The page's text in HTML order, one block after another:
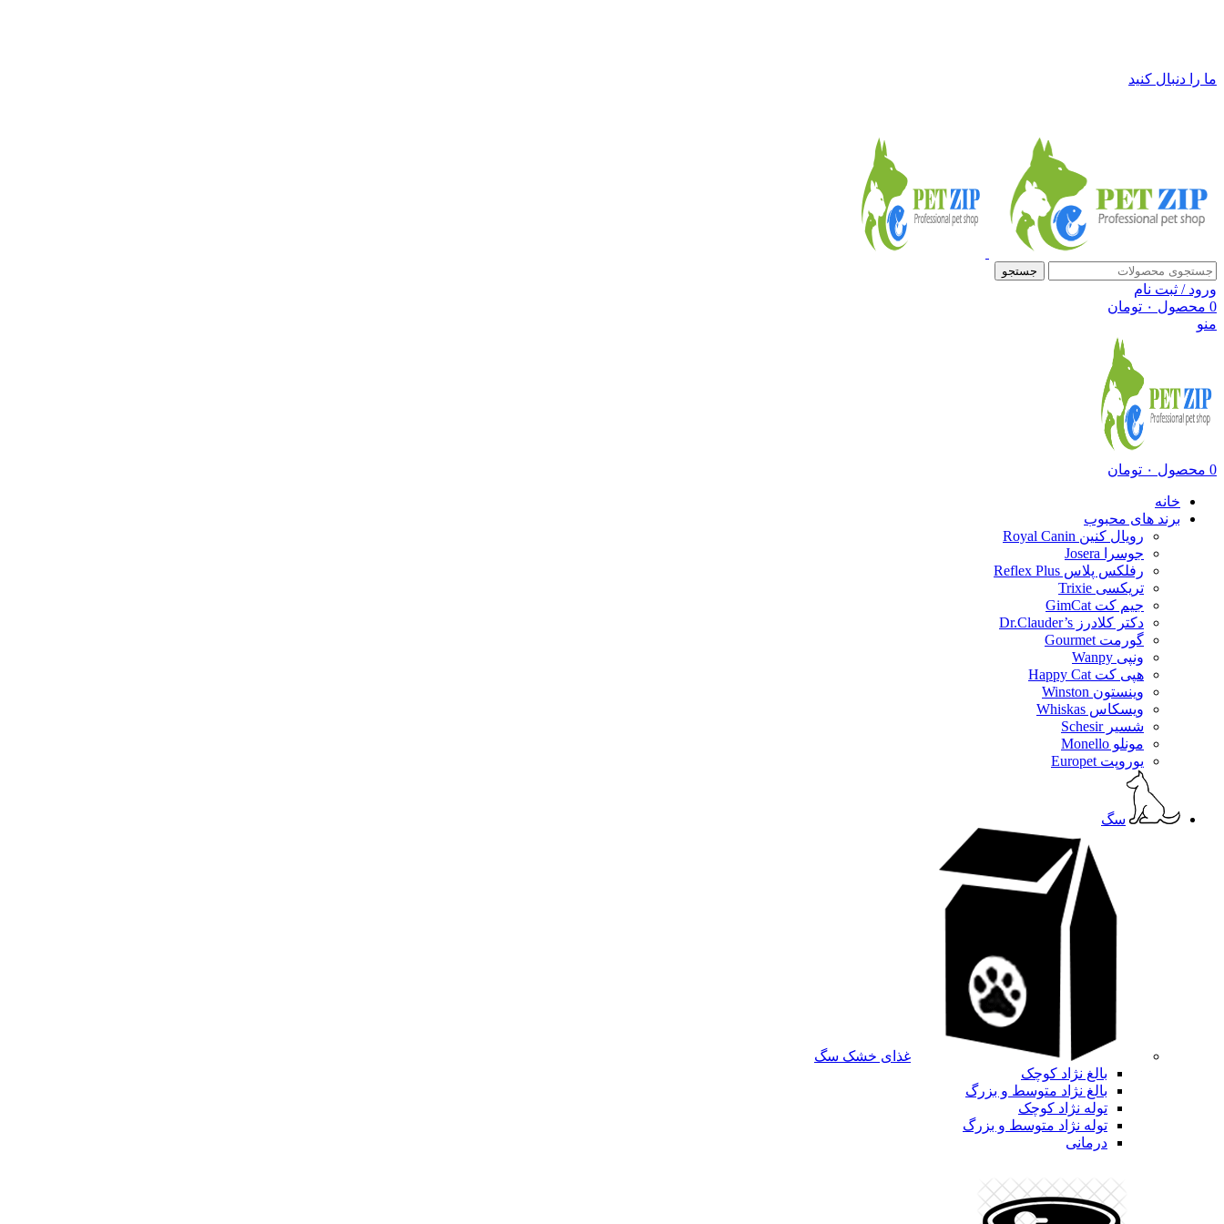
ما را دنبال کنید
جستجو
ورود / ثبت نام
0 محصول ۰ تومان
منو
0 محصول ۰ تومان
خانه
برند های محبوب
رویال کنین Royal Canin
جوسرا Josera
رفلکس پلاس Reflex Plus
تریکسی Trixie
جیم کت GimCat
دکتر کلادرز Dr.Clauder’s
گورمت Gourmet
ونپی Wanpy
هپی کت Happy Cat
وینستون Winston
ویسکاس Whiskas
شسیر Schesir
مونلو Monello
یوروپت Europet
سگ
غذای خشک سگ
بالغ نژاد کوچک
بالغ نژاد متوسط و بزرگ
توله نژاد کوچک
توله نژاد متوسط و بزرگ
درمانی